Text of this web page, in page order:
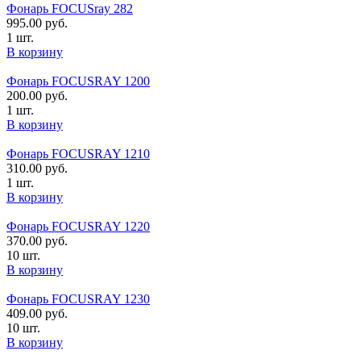
Фонарь FOCUSray 282
995.00 руб.
1 шт.
В корзину
Фонарь FOCUSRAY 1200
200.00 руб.
1 шт.
В корзину
Фонарь FOCUSRAY 1210
310.00 руб.
1 шт.
В корзину
Фонарь FOCUSRAY 1220
370.00 руб.
10 шт.
В корзину
Фонарь FOCUSRAY 1230
409.00 руб.
10 шт.
В корзину